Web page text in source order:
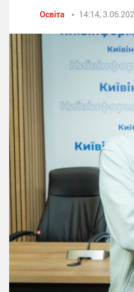
Освіта 14:14,